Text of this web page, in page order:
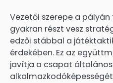
Vezetői szerepe a pályán
gyakran részt vesz
edzői stábbal a
érdekében. Ez az
javítja a csapat